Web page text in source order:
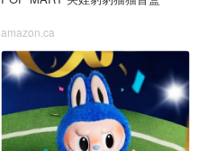
amazon.ca